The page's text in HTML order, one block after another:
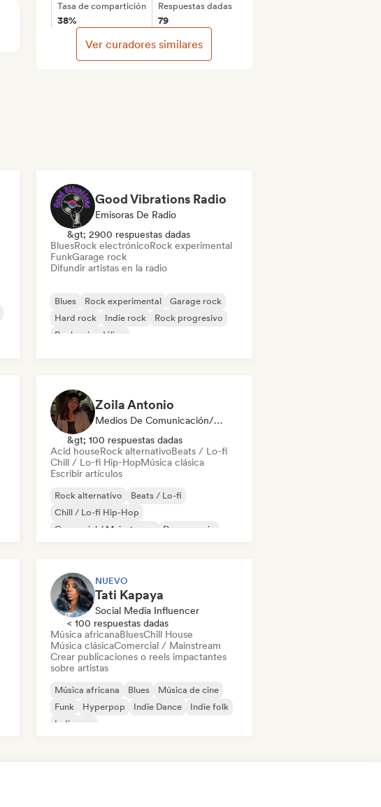
Tasa de compartición
38%
Respuestas dadas
79
Ver curadores similares
Good Vibrations Radio
Emisoras De Radio
&gt; 2900 respuestas dadas
BluesRock electrónicoRock experimental
FunkGarage rock
Difundir artistas en la radio
Blues Rock experimental
Garage rock
Hard rock
Indie rock
Rock progresivo
Rock psicodélico
Zoila Antonio
Medios De Comunicación/Periodista
&gt; 100 respuestas dadas
Acid houseRock alternativoBeats / Lo-fi
Chill / Lo-fi Hip-HopMúsica clásica
Escribir artículos
Rock alternativo
Beats / Lo-fi
Chill / Lo-fi Hip-Hop
Comercial / Mainstream
Dance music
NUEVO
Tati Kapaya
Social Media Influencer
< 100 respuestas dadas
Música africanaBluesChill House
Música clásicaComercial / Mainstream
Crear publicaciones o reels impactantes
sobre artistas
Música africana Blues
Música de cine
Funk
Hyperpop Indie Dance
Indie folk
Indie pop